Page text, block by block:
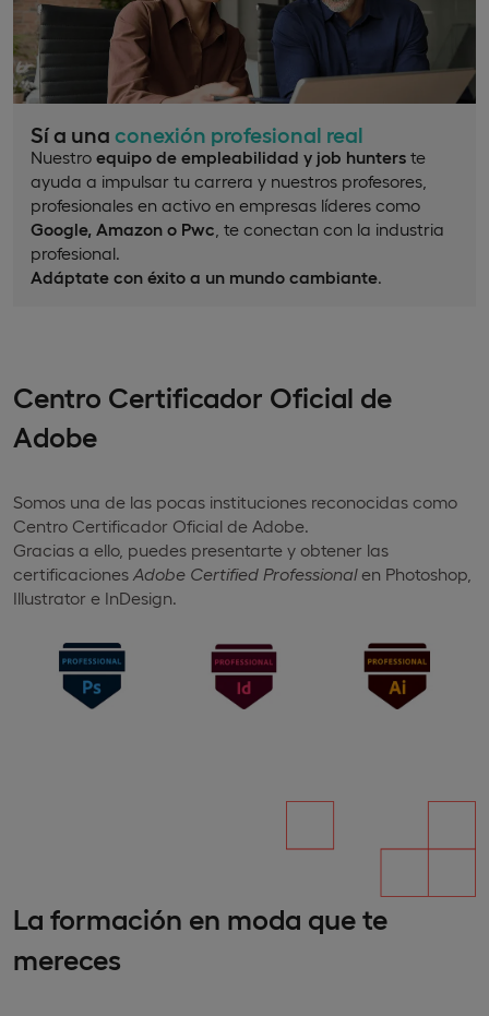
Sí a una conexión profesional real
Nuestro equipo de empleabilidad y job hunters te
ayuda a impulsar tu carrera y nuestros profesores,
profesionales en activo en empresas líderes como
Google, Amazon o Pwc , te conectan con la industria
profesional.
Adáptate con éxito a un mundo cambiante
Centro Certificador Oficial de
Adobe
Somos una de las pocas instituciones reconocidas como
Centro Certificador Oficial de Adobe.
Gracias a ello, puedes presentarte y obtener las
certificaciones Adobe Certified Professionalen Photoshop,
Illustrator e InDesign.
La formación en moda que te
mereces